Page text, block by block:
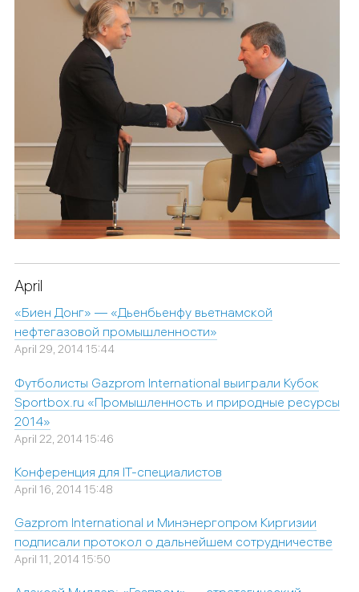
April
«Биен Донг» — «Дьенбьенфу вьетнамской
нефтегазовой промышленности»
April 29, 2014 15:44
Футболисты Gazprom International выиграли Кубок
Sportbox.ru «Промышленность и природные ресурсы
2014»
April 22, 2014 15:46
Конференция для IT-специалистов
April 16, 2014 15:48
Gazprom International и Минэнергопром Киргизии
подписали протокол о дальнейшем сотрудничестве
April 11, 2014 15:50